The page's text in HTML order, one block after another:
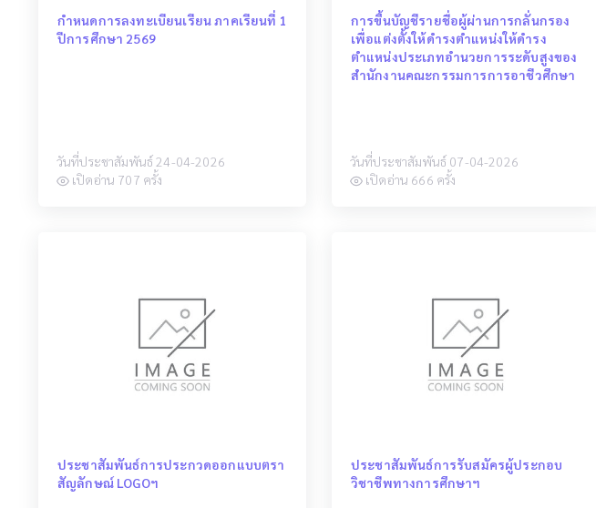
กำหนดการลงทะเบียนเรียน ภาคเรียนที่ 1
ปีการศึกษา 2569
วันที่ประชาสัมพันธ์ 24-04-2026
เปิดอ่าน 707 ครั้ง
การขึ้นบัญชีรายชื่อผู้ผ่านการกลั่นกรอง
เพื่อแต่งตั้งให้ดำรงตำแหน่งให้ดำรง
ตำแหน่งประเภทอำนวยการระดับสูงของ
สำนักงานคณะกรรมการการอาชีวศึกษา
วันที่ประชาสัมพันธ์ 07-04-2026
เปิดอ่าน 666 ครั้ง
ประชาสัมพันธ์การประกวดออกแบบตรา
สัญลักษณ์ LOGOฯ
ประชาสัมพันธ์การรับสมัครผู้ประกอบ
วิชาชีพทางการศึกษาฯ